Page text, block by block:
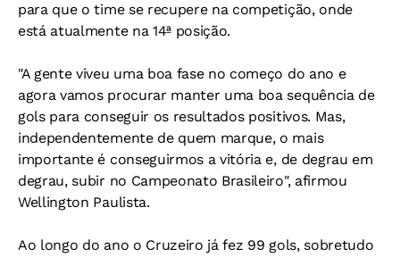
para que o time se recupere na competição, onde
está atualmente na 14ª posição.
"A gente viveu uma boa fase no começo do ano e
agora vamos procurar manter uma boa sequência de
gols para conseguir os resultados positivos. Mas,
independentemente de quem marque, o mais
importante é conseguirmos a vitória e, de degrau em
degrau, subir no Campeonato Brasileiro", afirmou
Wellington Paulista.
Ao longo do ano o Cruzeiro já fez 99 gols, sobretudo